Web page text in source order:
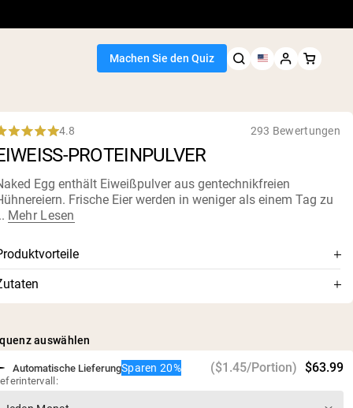
Machen Sie den Quiz
4.8 293 Bewertungen
PROTEINPULVER
Egg enthält Eiweißpulver aus gentechnikfreien
Frische Eier werden in weniger als einem Tag zu
Mehr Lesen
Aus nicht-GVO-Eiern ausschließlich von US-Bauernhöfen
Verarbeitet aus frischen Eiern zu Pulver in weniger als
25 g Protein und 5,8 g BCAA pro Portion
Kein Zucker
Sonnenblumenlecithin
auswählen
Automatische LieferungSparen 20% ($1.45/Portion) $63.99